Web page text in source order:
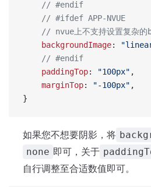
    // #endif
    // #ifdef APP-NVUE
// nvue上不支持设置复杂
    backgroundImage
:
    // #endif
    paddingTop
: "100px" ,
    marginTop
: "-100px" ,
}
如果您不想要阴影，将
none 即可，关于
自行调整至合适数值即可。